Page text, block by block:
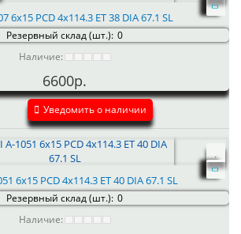
6x15 PCD 4x114.3 ET 38 DIA 67.1 SL
Резервный склад (шт.): 0
Наличие:
6600р.
Уведомить о наличии
6x15 PCD 4x114.3 ET 40 DIA 67.1 SL
Резервный склад (шт.): 0
Наличие: